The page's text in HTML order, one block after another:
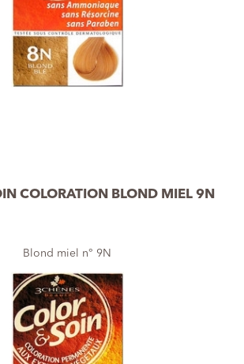
COLORATION BLOND MIEL 9N
Blond miel n° 9N